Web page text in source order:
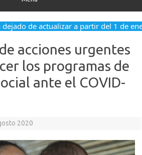
de actualizar a partir del 1 de
acciones urgentes
los programas de
ante el COVID-
2020